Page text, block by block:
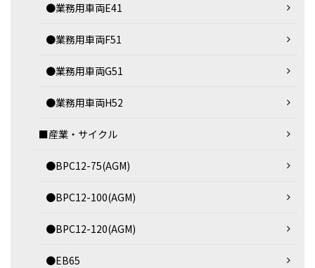
●業務用車両E41
●業務用車両F51
●業務用車両G51
●業務用車両H52
■産業・サイクル
●BPC12-75(AGM)
●BPC12-100(AGM)
●BPC12-120(AGM)
●EB65